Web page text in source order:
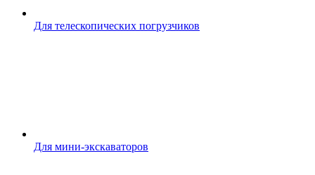
Для телескопических погрузчиков
Для мини-экскаваторов